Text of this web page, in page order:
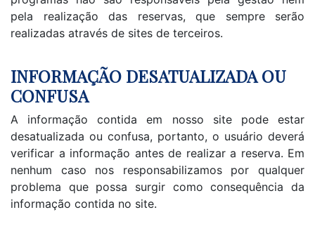
pela realização das reservas, que sempre serão
realizadas através de sites de terceiros.
INFORMAÇÃO DESATUALIZADA OU
CONFUSA
A informação contida em nosso site pode estar
desatualizada ou confusa, portanto, o usuário deverá
verificar a informação antes de realizar a reserva. Em
nenhum caso nos responsabilizamos por qualquer
problema que possa surgir como consequência da
informação contida no site.